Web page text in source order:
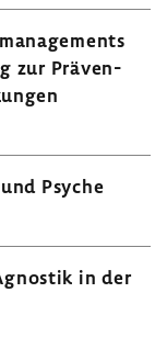
zur Präven­
Psyche
in der